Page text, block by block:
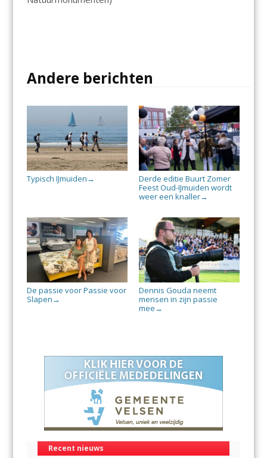
Andere berichten
Typisch IJmuiden →
Derde editie Buurt Zomer
Feest Oud-IJmuiden wordt
weer een knaller→
De passie voor Passie voor
Slapen →
Dennis Gouda neemt
mensen in zijn passie
mee →
Recent nieuws